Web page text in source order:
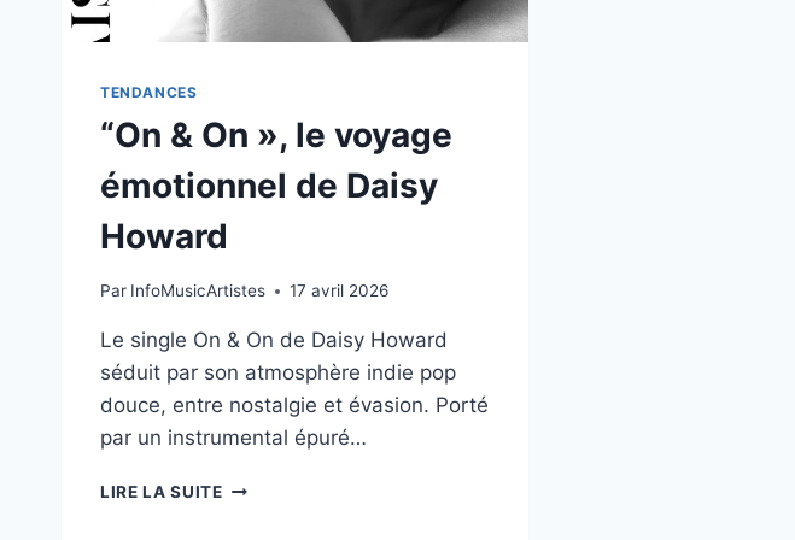
TENDANCES
“On & On », le voyage
émotionnel de Daisy
Howard
Par InfoMusicArtistes 17 avril 2026
Le single On & On de Daisy Howard
séduit par son atmosphère indie pop
douce, entre nostalgie et évasion. Porté
par un instrumental épuré…
LIRE LA SUITE“ON